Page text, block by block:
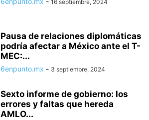
16 septiembre, 2024
Pausa de relaciones diplomáticas
podría afectar a México ante el T-
MEC:...
6enpunto.mx - 3 septiembre, 2024
Sexto informe de gobierno: los
errores y faltas que hereda
AMLO...